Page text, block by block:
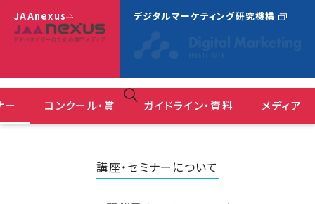
ー コンクール・賞 ガイドライン・資料 メディア
JAAnexus デジタルマーケティング研究機構
講座・セミナーについて